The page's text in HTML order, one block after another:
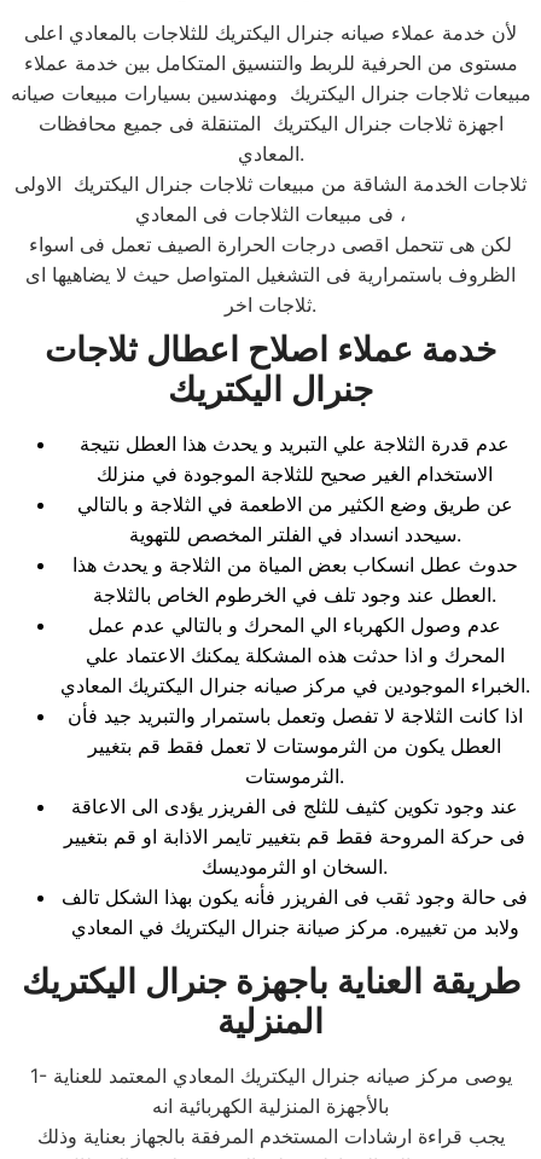
لأن خدمة عملاء صيانه جنرال اليكتريك للثلاجات بالمعادي اعلى
مستوى من الحرفية للربط والتنسيق المتكامل بين خدمة عملاء
مبيعات ثلاجات جنرال اليكتريك ومهندسين بسيارات مبيعات صيانه
اجهزة ثلاجات جنرال اليكتريك المتنقلة فى جميع محافظات
المعادي.
ثلاجات الخدمة الشاقة من مبيعات ثلاجات جنرال اليكتريك الاولى
فى مبيعات الثلاجات فى المعادي ،
لكن هى تتحمل اقصى درجات الحرارة الصيف تعمل فى اسواء
الظروف باستمرارية فى التشغيل المتواصل حيث لا يضاهيها اى
ثلاجات اخر.
خدمة عملاء اصلاح اعطال ثلاجات
جنرال اليكتريك
عدم قدرة الثلاجة علي التبريد و يحدث هذا العطل نتيجة
الاستخدام الغير صحيح للثلاجة الموجودة في منزلك
عن طريق وضع الكثير من الاطعمة في الثلاجة و بالتالي
سيحدد انسداد في الفلتر المخصص للتهوية.
حدوث عطل انسكاب بعض المياة من الثلاجة و يحدث هذا
العطل عند وجود تلف في الخرطوم الخاص بالثلاجة.
عدم وصول الكهرباء الي المحرك و بالتالي عدم عمل
المحرك و اذا حدثت هذه المشكلة يمكنك الاعتماد علي
الخبراء الموجودين في مركز صيانه جنرال اليكتريك المعادي.
اذا كانت الثلاجة لا تفصل وتعمل باستمرار والتبريد جيد فأن
العطل يكون من الثرموستات لا تعمل فقط قم بتغيير
الثرموستات.
عند وجود تكوين كثيف للثلج فى الفريزر يؤدى الى الاعاقة
فى حركة المروحة فقط قم بتغيير تايمر الاذابة او قم بتغيير
السخان او الثرموديسك.
فى حالة وجود ثقب فى الفريزر فأنه يكون بهذا الشكل تالف
ولابد من تغييره. مركز صيانة جنرال اليكتريك في المعادي
طريقة العناية باجهزة جنرال اليكتريك
المنزلية
1- يوصى مركز صيانه جنرال اليكتريك المعادي المعتمد للعناية
بالأجهزة المنزلية الكهربائية انه
يجب قراءة ارشادات المستخدم المرفقة بالجهاز بعناية وذلك